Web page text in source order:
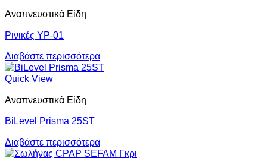
Αναπνευστικά Είδη
Ρινικές YP-01
Διαβάστε περισσότερα
Quick View
Αναπνευστικά Είδη
BiLevel Prisma 25SΤ
Διαβάστε περισσότερα